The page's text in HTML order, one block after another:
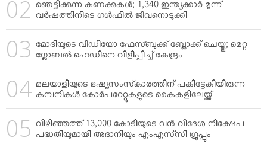
ഞെട്ടിക്കുന്ന കണക്കുകള്‍; 1,340 ഇന്ത്യക്കാര്‍ മൂന്ന്
വര്‍ഷത്തിനിടെ ഗള്‍ഫില്‍ ജീവനൊടുക്കി
മോദിയുടെ വീഡിയോ ഫേസ്ബുക്ക് ബ്ലോക്ക് ചെയ്തു; മെറ്റ
ഗ്ലോബല്‍ ഹെഡിനെ വിളിപ്പിച്ച് കേന്ദ്രം
മലയാളിയുടെ ഭഷ്യസംസ്‌കാരത്തിന് പകിട്ടേകിയിരുന്ന
കമ്പനികള്‍ കോര്‍പറേറ്റുകളുടെ കൈകളിലേയ്ക്ക്
വിഴിഞ്ഞത്ത് 13,000 കോടിയുടെ വന്‍ വിദേശ നിക്ഷേപ
പദ്ധതിയുമായി അദാനിയും എംഎസ്‌സി ഗ്രൂപ്പും